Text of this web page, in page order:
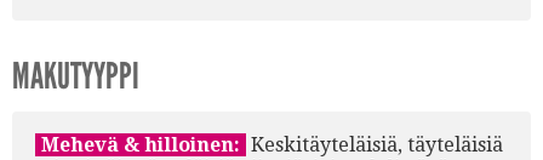
MAKUTYYPPI
Mehevä & hilloinen: Keskitäyteläisiä, täyteläisiä